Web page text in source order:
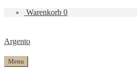
Warenkorb 0
Argento
Menu